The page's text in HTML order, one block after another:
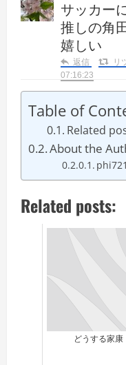
サッカー
推しの角
嬉しい
返信 リ
07:16:23
Table of
Related
About the
Related posts:
どうする家康